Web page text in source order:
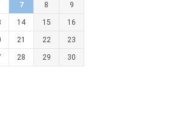
7 8 9
14 15 16
21 22 23
28 29 30